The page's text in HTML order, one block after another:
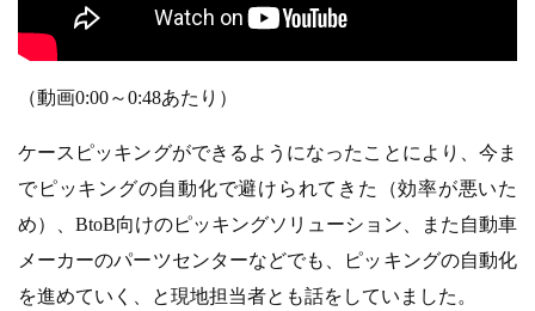
（動画0:00～0:48あたり）
ケースピッキングができるようになったことにより、今ま
でピッキングの自動化で避けられてきた（効率が悪いた
め）、BtoB向けのピッキングソリューション、また自動車
メーカーのパーツセンターなどでも、ピッキングの自動化
を進めていく、と現地担当者とも話をしていました。